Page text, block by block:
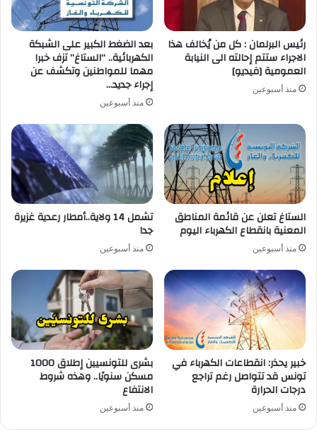
رئيس البرلمان : كل من يُخالف هذا
الاجراء ستتم إحالته الى النيابة
العمومية [فيديو]
منذ أسبوعين
بعد الضغط الكبير على الشبكة
الكهربائية.. “الستاغ” تزف خبرا
مهما للمواطنين وتكشف عن
إجراء جديد…
منذ أسبوعين
الستاغ تعلن عن قائمة المناطق
المعنية بانقطاع الكهرباء اليوم
منذ أسبوعين
تشمل 14 ولاية..أمطار رعدية غزيرة
جدا
منذ أسبوعين
خبير يحذر: انقطاعات الكهرباء في
تونس قد تتواصل رغم تراجع
درجات الحرارة
منذ أسبوعين
بشرى للتونسيين إطلاق 1000
مسكن سنويًا.. وهذه شروط
الانتفاع
منذ أسبوعين